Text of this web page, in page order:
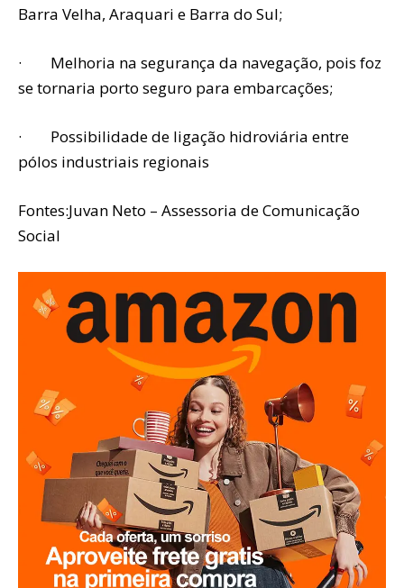
Barra Velha, Araquari e Barra do Sul;
· Melhoria na segurança da navegação, pois foz
se tornaria porto seguro para embarcações;
· Possibilidade de ligação hidroviária entre
pólos industriais regionais
Fontes:Juvan Neto – Assessoria de Comunicação
Social